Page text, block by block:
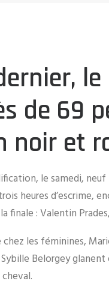
le
de 69
noir et
le samedi,
heures d’escrime,
finale : Valentin
les féminines,
Belorgey